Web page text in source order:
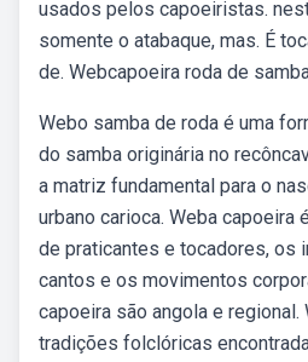
usados pelos capoeiristas.
somente o atabaque, mas. É
de. Webcapoeira roda de
Webo samba de roda é uma
do samba originária no
a matriz fundamental para o
urbano carioca. Weba capoeira
de praticantes e tocadores, os
cantos e os movimentos
capoeira são angola e regional.
tradições folclóricas